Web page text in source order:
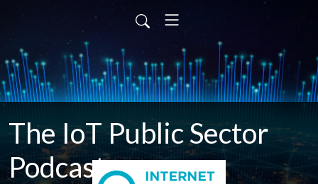
The IoT Public Sector
Podcast